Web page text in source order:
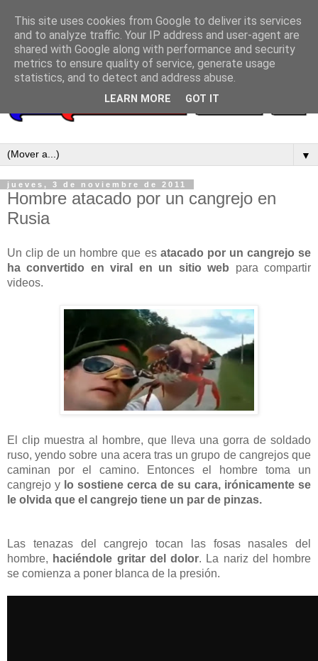
▼
jueves, 3 de noviembre de 2011
Hombre atacado por un cangrejo en
Rusia
Un clip de un hombre que es atacado por un cangrejo se
ha convertido en viral en un sitio web para compartir
videos.
El clip muestra al hombre, que lleva una gorra de soldado
ruso, yendo sobre una acera tras un grupo de cangrejos que
caminan por el camino. Entonces el hombre toma un
cangrejo y lo sostiene cerca de su cara, irónicamente se
le olvida que el cangrejo tiene un par de pinzas.
Las tenazas del cangrejo tocan las fosas nasales del
hombre, haciéndole gritar del dolor. La nariz del hombre
se comienza a poner blanca de la presión.
This site uses cookies from Google to deliver its services
and to analyze traffic. Your IP address and user-agent are
shared with Google along with performance and security
metrics to ensure quality of service, generate usage
statistics, and to detect and address abuse.
LEARN MORE GOT IT